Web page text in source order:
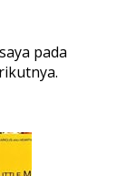
pada